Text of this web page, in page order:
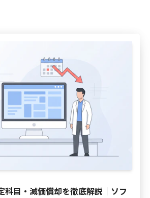
科目・減価償却を徹底解説｜ソフ